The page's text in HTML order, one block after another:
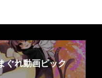
ぐれ動画ピック